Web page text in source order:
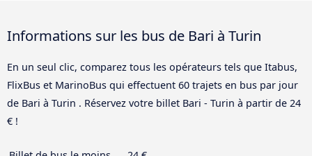
Informations sur les bus de Bari à Turin
En un seul clic, comparez tous les opérateurs tels que Itabus,
FlixBus et MarinoBus qui effectuent 60 trajets en bus par jour
de Bari à Turin . Réservez votre billet Bari - Turin à partir de 24
€ !